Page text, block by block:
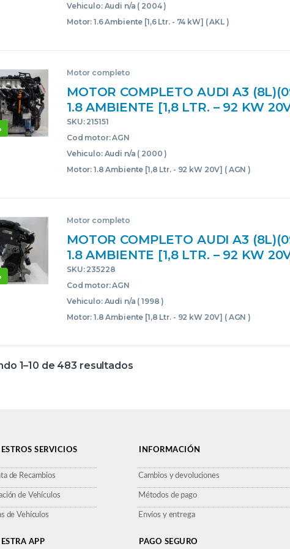
Vehiculo: Audi n/a ( 2004 )
Motor: 1.6 Ambiente [1,6 Ltr. - 74 kW] ( AKL )
Motor completo
MOTOR COMPLETO AUDI A3
1.8 AMBIENTE [1,8 LTR. – 92 KW
AGN AZUL BLOQUE CORE USADO
SKU: 215151
Cod motor: AGN
Vehiculo: Audi n/a ( 2000 )
Motor: 1.8 Ambiente [1,8 Ltr. - 92 kW 20V] ( AGN )
Motor completo
MOTOR COMPLETO AUDI A3
1.8 AMBIENTE [1,8 LTR. – 92 KW
AGN ROJO BLOQUE CORE USADO
SKU: 235228
Cod motor: AGN
Vehiculo: Audi n/a ( 1998 )
Motor: 1.8 Ambiente [1,8 Ltr. - 92 kW 20V] ( AGN )
1–10 de 483 resultados
SERVICIOS
de Recambios
de Vehículos
de Vehículos
APP
INFORMACIÓN
Cambios y devoluciones
Métodos de pago
Envíos y entrega
PAGO SEGURO